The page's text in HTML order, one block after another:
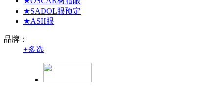
★SADOL眼预定
★ASH眼
品牌：
+多选